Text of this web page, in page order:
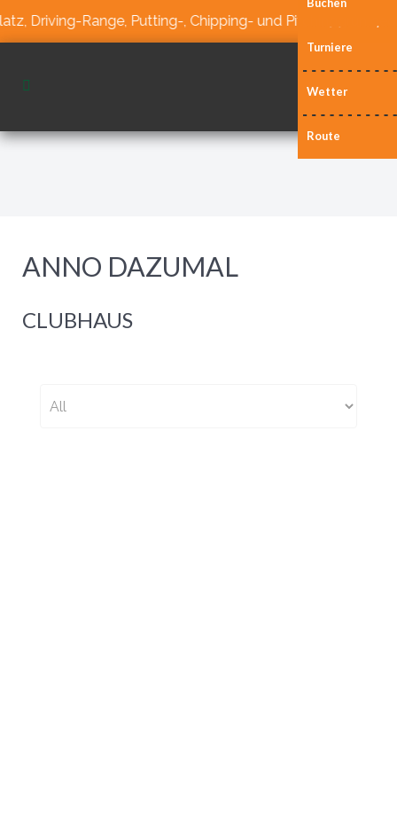
Range, Putting-, Chipping- und Pitchinggrün geöffnet!
Buchen
Turniere
Wetter
Route
ANNO DAZUMAL
CLUBHAUS